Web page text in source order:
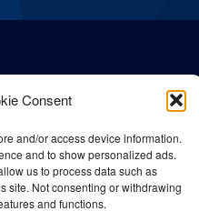
Consent
and/or access device information.
and to show personalized ads.
us to process data such as
site. Not consenting or withdrawing
and functions.